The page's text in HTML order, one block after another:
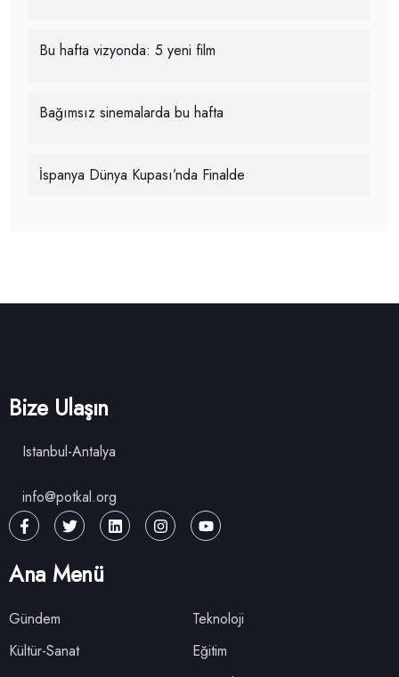
Bu hafta vizyonda: 5 yeni film
Bağımsız sinemalarda bu hafta
İspanya Dünya Kupası’nda Finalde
Bize Ulaşın
Istanbul-Antalya
info@potkal.org
Ana Menü
Gündem
Teknoloji
Kültür-Sanat
Eğitim